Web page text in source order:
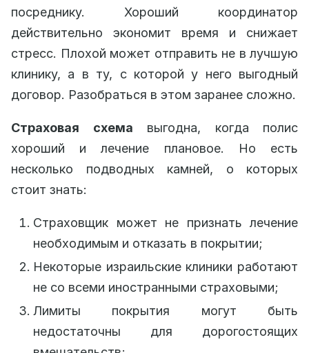
посреднику. Хороший координатор
действительно экономит время и снижает
стресс. Плохой может отправить не в лучшую
клинику, а в ту, с которой у него выгодный
договор. Разобраться в этом заранее сложно.
Страховая схема выгодна, когда полис
хороший и лечение плановое. Но есть
несколько подводных камней, о которых
стоит знать:
Страховщик может не признать лечение
необходимым и отказать в покрытии;
Некоторые израильские клиники работают
не со всеми иностранными страховыми;
Лимиты покрытия могут быть
недостаточны для дорогостоящих